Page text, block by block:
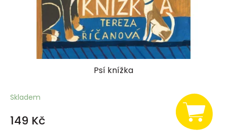
Psí knížka
Skladem
149 Kč